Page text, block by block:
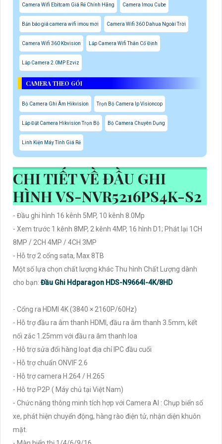
Camera Wifi Ebitcam Giá Rẻ Chính Hãng Camera Imou Cube
Bản báo giá camera wifi imou mới Camera Wifi 360 Dahua Ngoài Trời
Camera Wifi 360 Kbvision Lắp Camera Wifi Thân Cố Định
Lắp Camera 2.0MP Ezviz
CAMERA THEO GÓI
Bộ Camera Ghi Âm Hikvision Trọn Bộ Camera Ip Visioncop
Lắp Đặt Camera Hikvision Trọn Bộ Bộ Camera Chuyên Dụng
Linh Kiện Máy Tính Giá Rẻ
CHI TIẾT VỀ ĐẦU GHI
HÌNH VS-NVR5216PS4K-S2
- Đầu ghi hình 16 kênh 5MP, 10 kênh 8.0Mp
- Xem trước 1 kênh 8MP, 2 kênh 4MP, 16 hình D1; Phát lại 1CH
8MP / 2CH 4MP / 4CH 3MP
- Hỗ trợ 2 cổng sata, Max 8TB
Một số lựa chọn chất lượng khác Thu hình Chất Lượng dành
cho bạn: Đầu Ghi Hdparagon HDS-N9664I-4K/8HD
- Cổng ra HDMI 4K (3840 × 2160P/60Hz)
- Hỗ trợ đầu ra âm thanh HDMI, đầu ra âm thanh 3.5mm, kết
nối zắc 1.25mm với đầu ra âm thanh loa
- Hỗ trợ sửa đổi hàng loạt địa chỉ IPC đầu cuối
- Hỗ trợ chuẩn ONVIF 2.6
- Hỗ trợ camera H.264 / H.265
- Hỗ trợ P2P ( Máy chủ tại Việt Nam)
- Chức năng thông minh tích hợp với Camera AI : Chụp biển số
xe, phát hiện chuyển động, hàng rào điện tử, nhận diện khuôn
mặt.